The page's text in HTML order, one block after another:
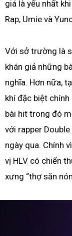
giá là yếu nhất
Rap, Umie và
Với sở trường là
khán giả những
nghĩa. Hơn nữa,
khí đặc biệt
bài hit trong đó
với rapper
ngày qua. Chính
vị HLV có chiến
xưng “thợ săn